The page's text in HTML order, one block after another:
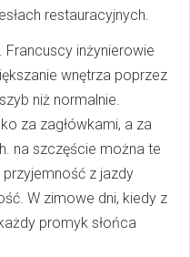
restauracyjnych.
inżynierowie
wnętrza poprzez
niż normalnie.
za zagłówkami, a za
na szczęście można te
przyjemność z jazdy
W zimowe dni, kiedy z
promyk słońca